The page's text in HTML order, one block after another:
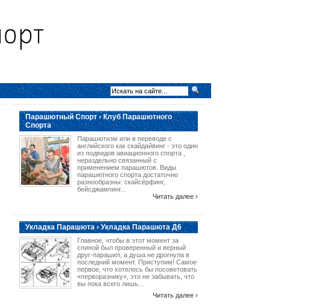
Парашютный Спорт › Клуб Парашютного
Спорта
Парашютизм или в переводе с
английского как скайдайвинг - это один
из подвидов авиационного спорта ,
нераздельно связанный с
применением парашютов. Виды
парашютного спорта достаточно
разнообразны: скайсёрфинг,
бейсджампинг...
Читать далее ›
Укладка Парашюта › Укладка Парашюта Д6
Главное, чтобы в этот момент за
спиной был проверенный и верный
друг-парашют, а душа не дрогнула в
последний момент. Приступим! Самое
первое, что хотелось бы посоветовать
«перворазнику», это не забывать, что
вы пока всего лишь...
Читать далее ›